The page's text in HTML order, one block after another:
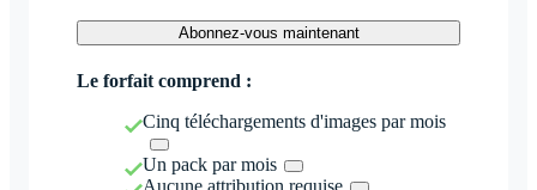
Abonnez-vous maintenant
Le forfait comprend :
Cinq téléchargements d'images par mois
Un pack par mois
Aucune attribution requise